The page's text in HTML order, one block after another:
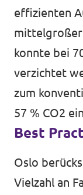
effizienten
mittelgroßer
konnte bei
verzichtet
zum
57 % CO2
Best
Oslo
Vielzahl an